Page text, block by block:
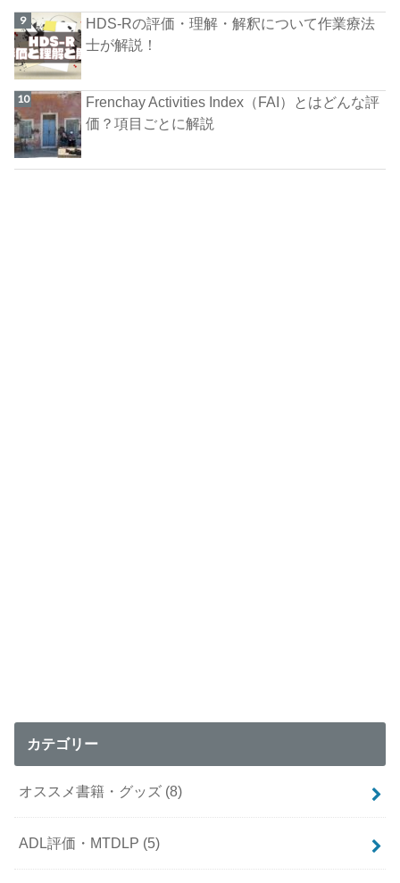
HDS-Rの評価・理解・解釈について作業療法
士が解説！
Frenchay Activities Index（FAI）とはどんな評
価？項目ごとに解説
カテゴリー
オススメ書籍・グッズ (8)
ADL評価・MTDLP (5)